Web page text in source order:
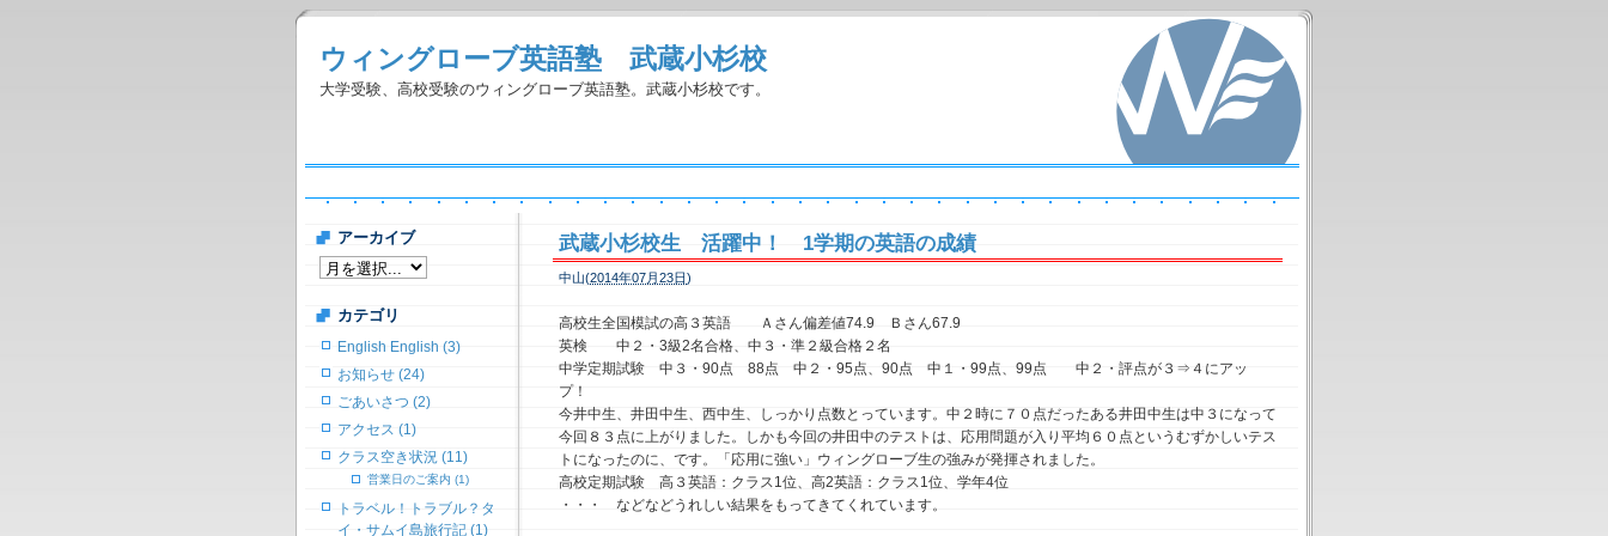
ウィングローブ英語塾 武蔵小杉校
大学受験、高校受験のウィングローブ英語塾。武蔵小杉校です。
武蔵小杉校生 活躍中！ 1学期の英語の成績
中山(2014年07月23日)
高校生全国模試の高３英語 Ａさん偏差値74.9 Ｂさん67.9
英検 中２・3級2名合格、中３・準２級合格２名
中学定期試験 中３・90点 88点 中２・95点、 90点 中１・ 99点、99点 中２・評点が３⇒４にアッ
プ！
今井中生、井田中生、西中生、しっかり点数とっています。中２時に７０点だったある井田中生は中３になって
今回８３点に上がりました。しかも今回の井田中のテストは、応用問題が入り平均６０点というむずかしいテス
トになったのに、です。「応用に強い」ウィングローブ生の強みが発揮されました。
高校定期試験 高３英語：クラス1位、高2英語：クラス1位、学年4位
・・・ などなどうれしい結果をもってきてくれています。
アーカイブ
カテゴリ
English English (3)
お知らせ (24)
ごあいさつ (2)
アクセス (1)
クラス空き状況 (11)
営業日のご案内 (1)
トラベル！トラブル？タ
イ・サムイ島旅行記 (1)